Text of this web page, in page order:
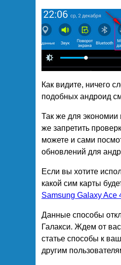
Как видите, ничего
подобных андроид
Так же для экономии
же запретить
можете и сами
обновлений для
Если вы хотите
какой сим карты
Samsung Galaxy Ace
Данные способы
Галакси. Ждем от
статье способы к
другим